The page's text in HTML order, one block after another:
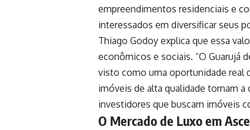
empreendimentos residenciais e
interessados em diversificar seus
Thiago Godoy explica que essa
econômicos e sociais. “O Guarujá
visto como uma oportunidade real
imóveis de alta qualidade tornam
investidores que buscam imóveis
O Mercado de Luxo em